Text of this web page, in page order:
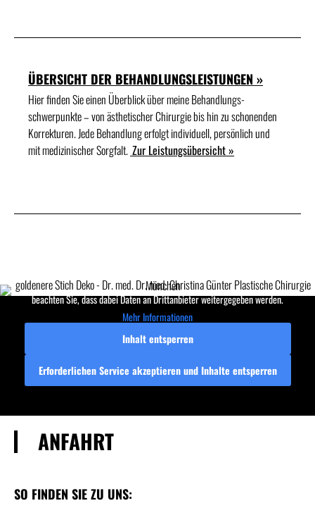
ÜBERSICHT DER BEHANDLUNGSLEISTUNGEN »
Hier finden Sie einen Überblick über meine Behandlungs­
schwerpunkte – von ästhetischer Chirurgie bis hin zu schonenden
Korrekturen. Jede Behandlung erfolgt individuell, persönlich und
mit medizinischer Sorgfalt. Zur Leistungsübersicht »
eigentlichen Inhalt zuzugreifen, klicken Sie auf die Schaltfläche unten. Bitte
beachten Sie, dass dabei Daten an Drittanbieter weitergegeben werden.
Mehr Informationen
Inhalt entsperren
Erforderlichen Service akzeptieren und Inhalte entsperren
ANFAHRT
SO FINDEN SIE ZU UNS: